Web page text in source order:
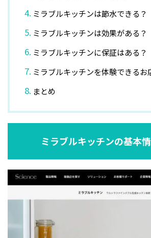
ミラブルキッチンは節水できる？
ミラブルキッチンは効果がある？
ミラブルキッチンに保証はある？
ミラブルキッチンを体験できるお
まとめ
ミラブルキッチンの基本